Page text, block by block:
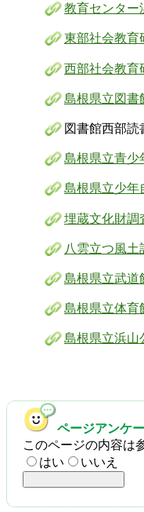
教育センター
東部社会教育
西部社会教育
島根県立図書
図書館西部読
島根県立青少
島根県立少年
埋蔵文化財調
八雲立つ風土
島根県立武道
島根県立体育
島根県立浜山
ページアンケ
このページの内容は
はい
いいえ